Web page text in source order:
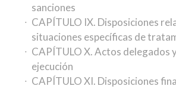
sanciones
CAPÍTULO IX. Disposiciones
situaciones específicas de
CAPÍTULO X. Actos delegados
ejecución
CAPÍTULO XI. Disposiciones